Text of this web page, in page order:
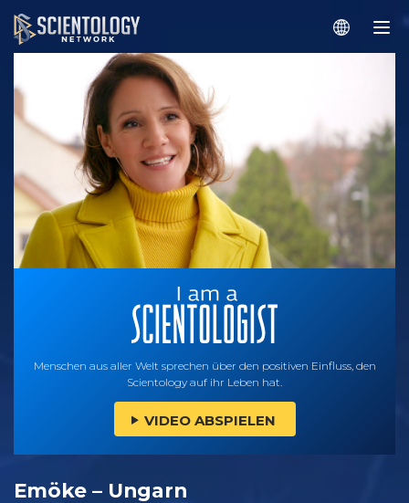
Menschen aus aller Welt sprechen über den positiven Einfluss, den
Scientology auf ihr Leben hat.
VIDEO ABSPIELEN
Emöke – Ungarn